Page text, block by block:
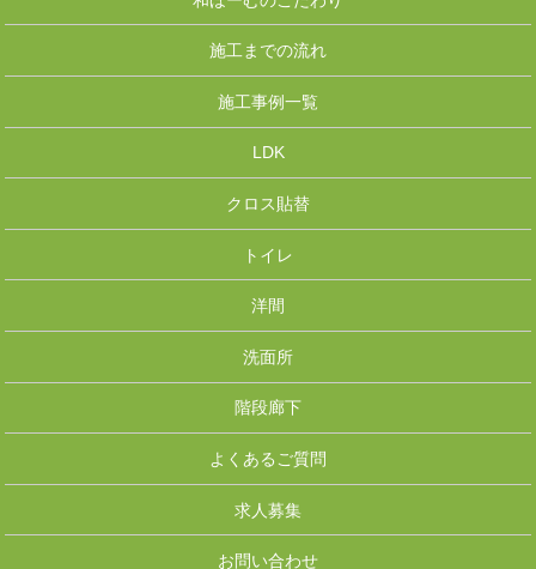
施工までの流れ
施工事例一覧
LDK
クロス貼替
トイレ
洋間
洗面所
階段廊下
よくあるご質問
求人募集
お問い合わせ